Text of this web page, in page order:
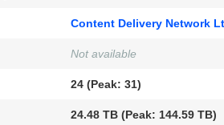
Content Delivery Network
Not available
24 (Peak: 31)
24.48 TB (Peak: 144.59 TB)